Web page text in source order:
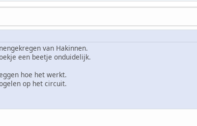
van Hakinnen.
een beetje onduidelijk.
hoe het werkt.
op het circuit.